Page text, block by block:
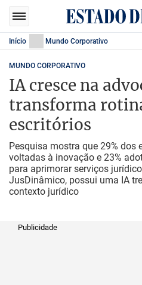
Início Mundo Corporativo
MUNDO CORPORATIVO
IA cresce na
transforma
escritórios
Pesquisa mostra que 29% dos
voltadas à inovação e 23%
para aprimorar serviços
JusDinâmico, possui uma IA
contexto jurídico
Publicidade